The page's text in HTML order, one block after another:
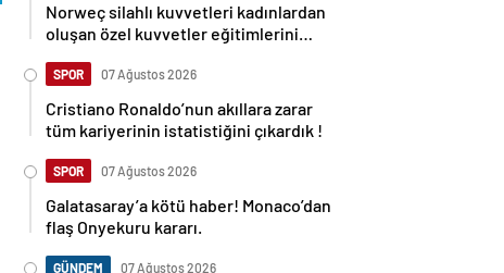
Norweç silahlı kuvvetleri kadınlardan
oluşan özel kuvvetler eğitimlerini
SPOR 07 Ağustos 2026
Cristiano Ronaldo’nun akıllara zarar
tüm kariyerinin istatistiğini çıkardık !
SPOR 07 Ağustos 2026
Galatasaray’a kötü haber! Monaco’dan
flaş Onyekuru kararı.
GÜNDEM 07 Ağustos 2026